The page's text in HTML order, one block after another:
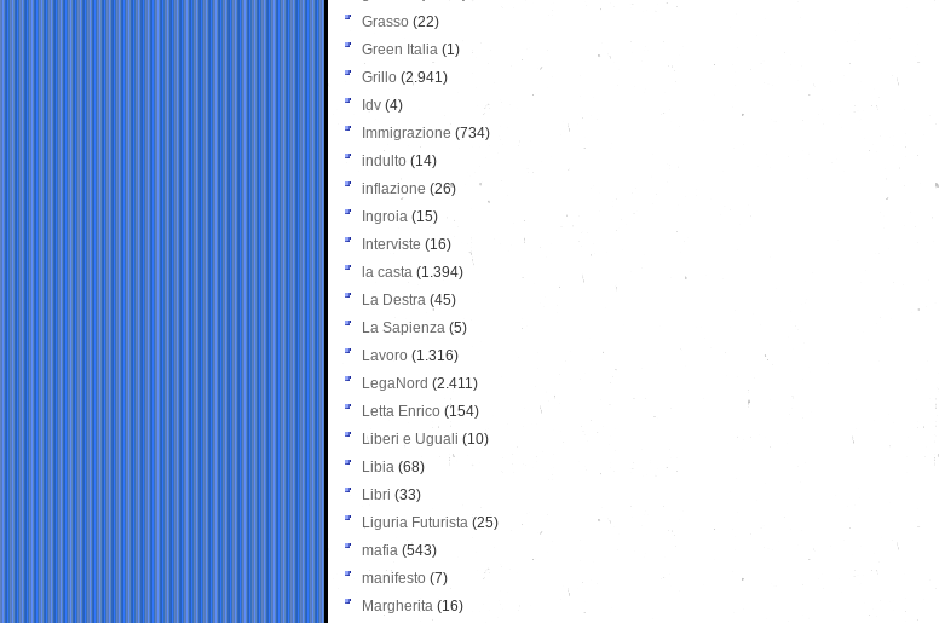
Grasso (22)
Green Italia (1)
Grillo (2.941)
Idv (4)
Immigrazione (734)
indulto (14)
inflazione (26)
Ingroia (15)
Interviste (16)
la casta (1.394)
La Destra (45)
La Sapienza (5)
Lavoro (1.316)
LegaNord (2.411)
Letta Enrico (154)
Liberi e Uguali (10)
Libia (68)
Libri (33)
Liguria Futurista (25)
mafia (543)
manifesto (7)
Margherita (16)